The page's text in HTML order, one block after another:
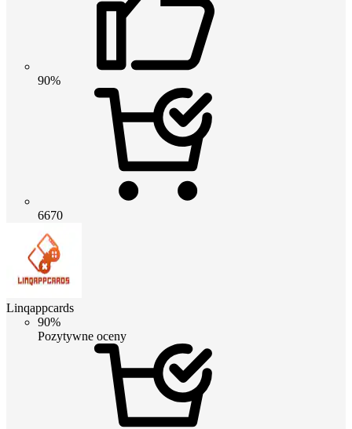
90%
6670
Linqappcards
90%
Pozytywne oceny